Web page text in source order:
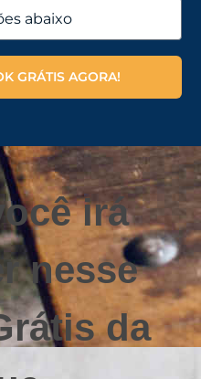
GRÁTIS AGORA!
irá
nesse
da